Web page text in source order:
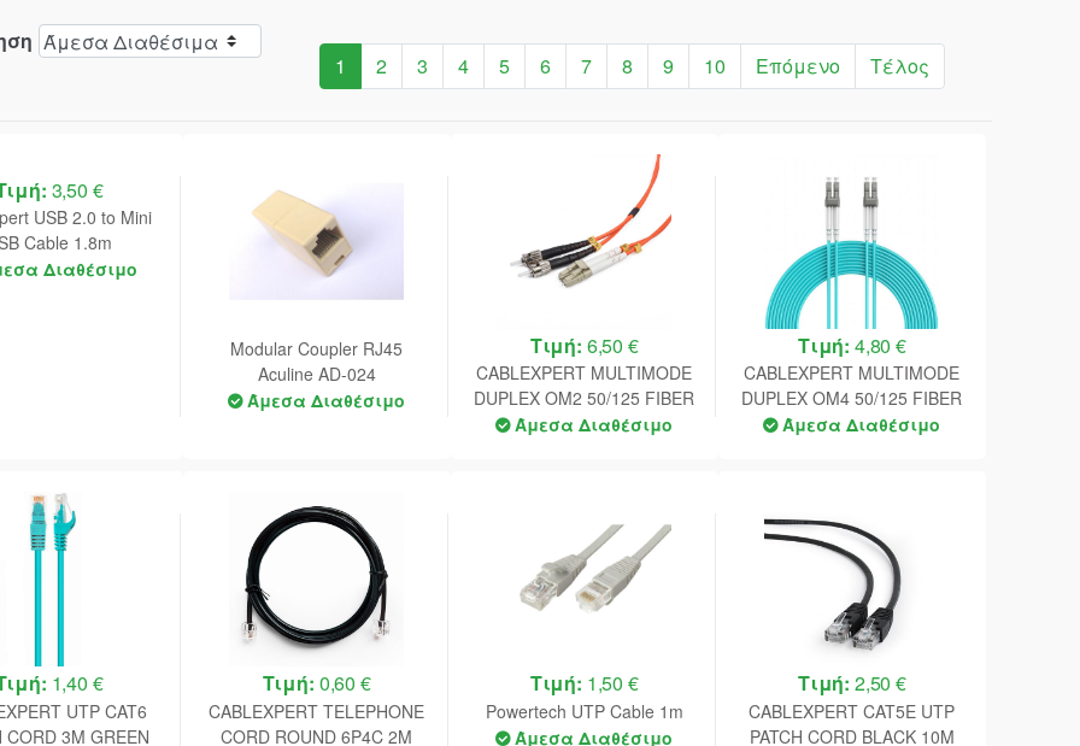
1
2 3 4 5 6 7 8 9 10 Επόμενο Τέλος
3,50 €
USB 2.0 to Mini
Cable 1.8m
Διαθέσιμο
Modular Coupler RJ45
Aculine AD-024
Άμεσα Διαθέσιμο
Τιμή: 6,50 €
CABLEXPERT MULTIMODE
DUPLEX OM2 50/125 FIBER
OPTIC CABLE LC/ST 1M
Άμεσα Διαθέσιμο
Τιμή: 4,80 €
CABLEXPERT MULTIMODE
DUPLEX OM4 50/125 FIBER
OPTIC CABLE, LC/LC, 1M
Άμεσα Διαθέσιμο
1,40 €
UTP CAT6
CORD 3M GREEN
Τιμή: 0,60 €
CABLEXPERT TELEPHONE
CORD ROUND 6P4C 2M
Τιμή: 1,50 €
Powertech UTP Cable 1m
Άμεσα Διαθέσιμο
Τιμή: 2,50 €
CABLEXPERT CAT5E UTP
PATCH CORD BLACK 10M